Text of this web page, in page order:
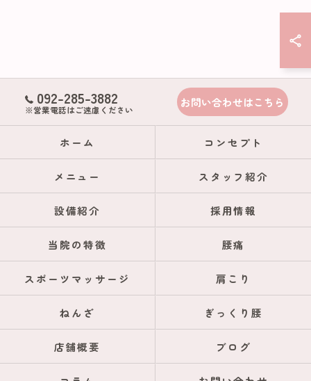
092-285-3882
※営業電話はご遠慮ください
お問い合わせはこちら
ホーム コンセプト
メニュー スタッフ紹介
設備紹介 採用情報
当院の特徴 腰痛
スポーツマッサージ 肩こり
ねんざ ぎっくり腰
店舗概要 ブログ